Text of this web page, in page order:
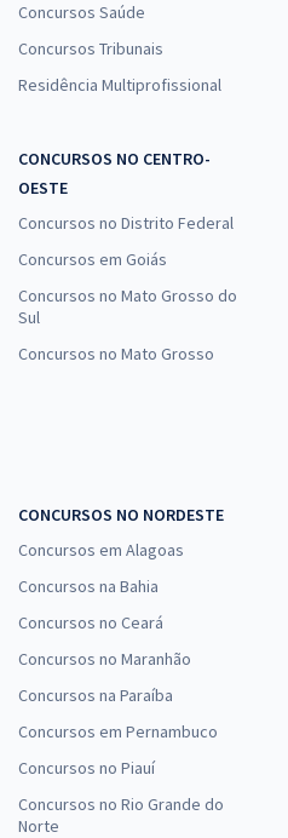
Concursos Saúde
Concursos Tribunais
Residência Multiprofissional
CONCURSOS NO CENTRO-
OESTE
Concursos no Distrito Federal
Concursos em Goiás
Concursos no Mato Grosso do
Sul
Concursos no Mato Grosso
CONCURSOS NO NORDESTE
Concursos em Alagoas
Concursos na Bahia
Concursos no Ceará
Concursos no Maranhão
Concursos na Paraíba
Concursos em Pernambuco
Concursos no Piauí
Concursos no Rio Grande do
Norte